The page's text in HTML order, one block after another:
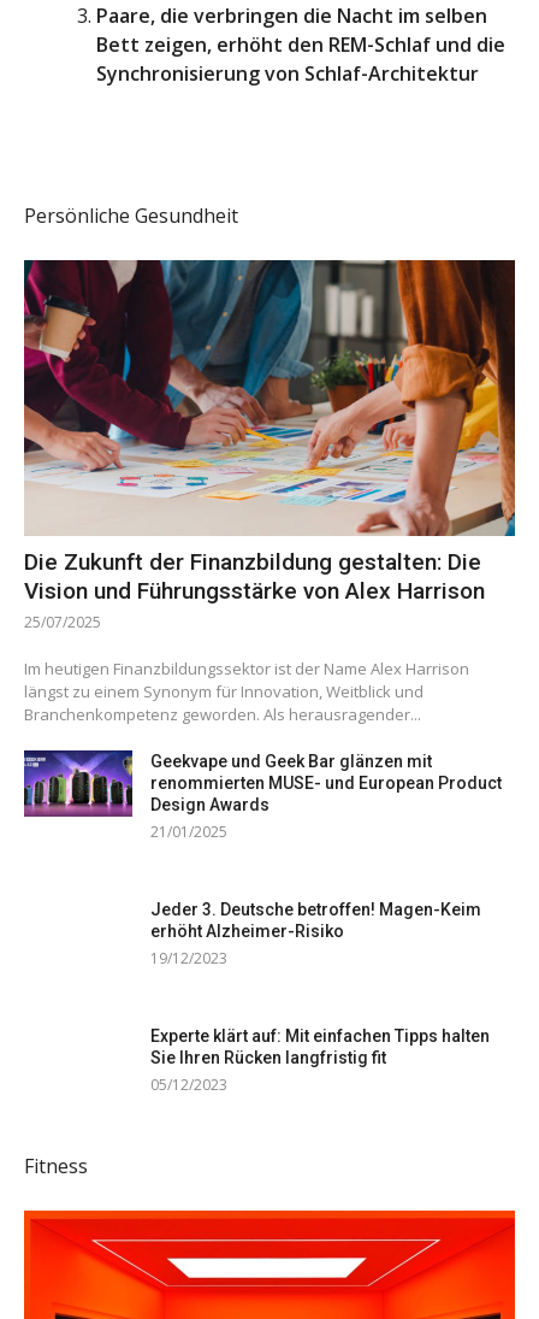
Paare, die verbringen die Nacht im selben
Bett zeigen, erhöht den REM-Schlaf und die
Synchronisierung von Schlaf-Architektur
Persönliche Gesundheit
Die Zukunft der Finanzbildung gestalten: Die
Vision und Führungsstärke von Alex Harrison
25/07/2025
Im heutigen Finanzbildungssektor ist der Name Alex Harrison
längst zu einem Synonym für Innovation, Weitblick und
Branchenkompetenz geworden. Als herausragender...
Geekvape und Geek Bar glänzen mit
renommierten MUSE- und European Product
Design Awards
21/01/2025
Jeder 3. Deutsche betroffen! Magen-Keim
erhöht Alzheimer-Risiko
19/12/2023
Experte klärt auf: Mit einfachen Tipps halten
Sie Ihren Rücken langfristig fit
05/12/2023
Fitness